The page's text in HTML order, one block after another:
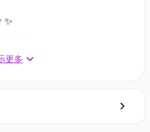
✨
時長60分鐘）
更多